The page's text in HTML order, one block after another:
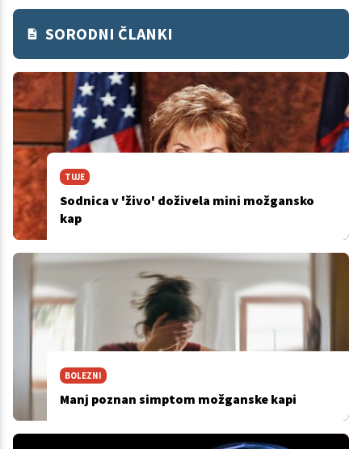
SORODNI ČLANKI
TUJE
Sodnica v 'živo' doživela mini možgansko
kap
BOLEZNI
Manj poznan simptom možganske kapi